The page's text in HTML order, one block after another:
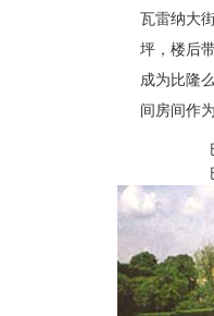
瓦雷纳大
坪，楼后
成为比隆
间房间作
巴黎
巴黎